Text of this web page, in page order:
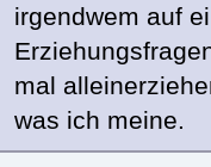
irgendwem auf
mal
was ich meine.